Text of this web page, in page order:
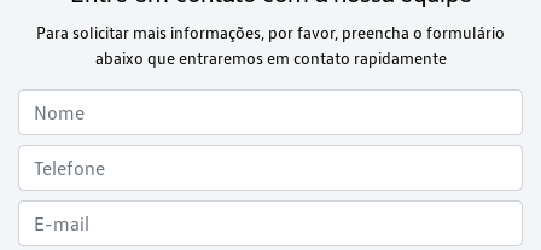
Para solicitar mais informações, por favor, preencha o formulário
abaixo que entraremos em contato rapidamente